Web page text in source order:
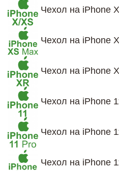
Чехол на iPhone
Чехол на iPhone
Чехол на iPhone
Чехол на iPhone
Чехол на iPhone
Чехол на iPhone